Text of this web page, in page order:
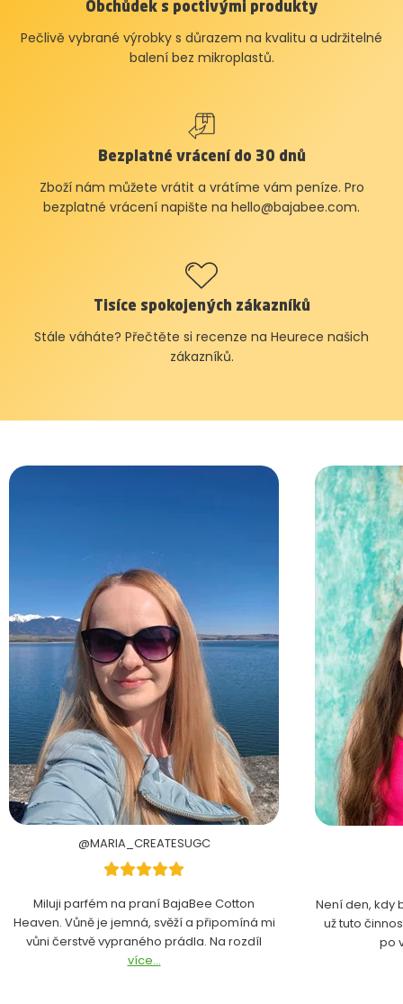
Obchůdek s poctivými produkty
Pečlivě vybrané výrobky s důrazem na kvalitu a udržitelné
balení bez mikroplastů.
Bezplatné vrácení do 30 dnů
Zboží nám můžete vrátit a vrátíme vám peníze. Pro
bezplatné vrácení napište na hello@bajabee.com.
Tisíce spokojených zákazníků
Stále váháte? Přečtěte si recenze na Heurece našich
zákazníků.
@MARIA_CREATESUGC
Miluji parfém na praní BajaBee Cotton
Heaven. Vůně je jemná, svěží a připomíná mi
vůni čerstvě vypraného prádla. Na rozdíl
více...
Není den, kdy
už tuto
po